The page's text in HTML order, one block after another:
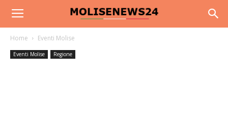
Home Eventi Molise
Eventi Molise Regione